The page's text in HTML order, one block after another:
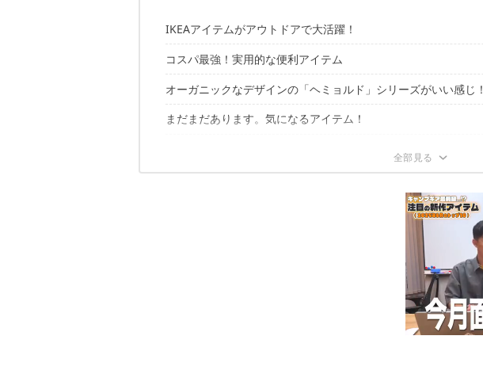
IKEAアイテムがアウトドアで大活躍！
こんな人におすすめ！
コスパ最強！実用的な便利アイテム
いくつ持っていても便利！定番のバッグ
コンパクトで使い勝手◎のテーブル
オーガニックなデザインの「ヘミョルド」シリーズがいい感じ！
どうやって作られているのか良く分かる動画
イケア ヘミョルド ランチョンマット
まだまだあります。気になるアイテム！
充電式のライトはデザインが斬新！